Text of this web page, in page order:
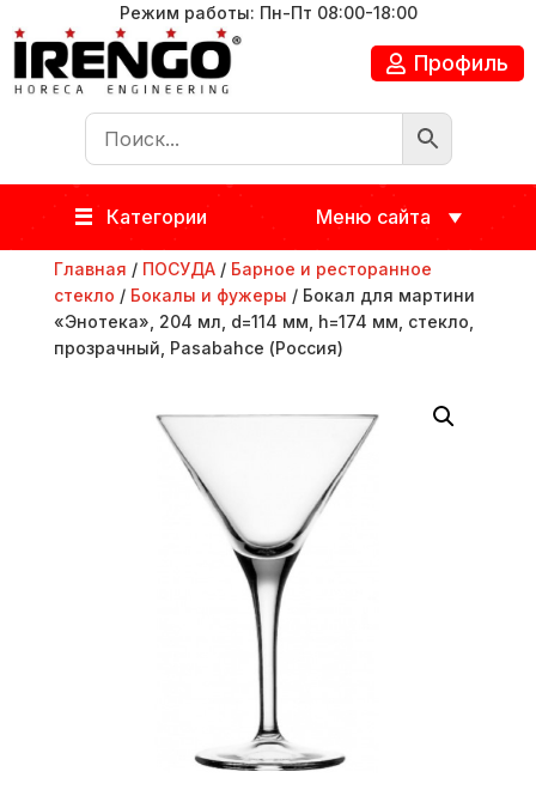
Режим работы: Пн-Пт 08:00-18:00
Профиль
Категории Меню сайта
Главная / ПОСУДА/ Барное и ресторанное
стекло / Бокалы и фужеры / Бокал для мартини
«Энотека», 204 мл, d=114 мм, h=174 мм, стекло,
прозрачный, Pasabahce (Россия)